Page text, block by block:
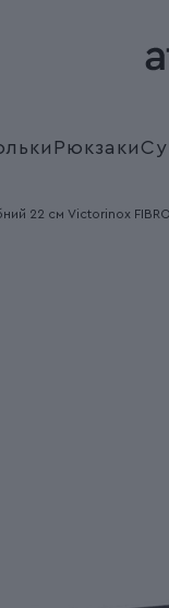
Рюкзаки
22 см Victorinox